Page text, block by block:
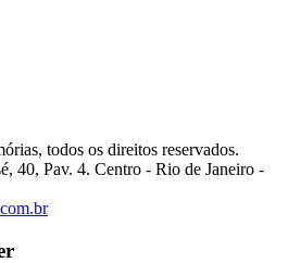
todos os direitos reservados.
40, Pav. 4. Centro - Rio de Janeiro -